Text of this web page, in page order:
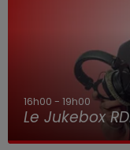
16h00 - 19h00
Le Jukebox